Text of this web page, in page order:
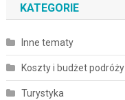
KATEGORIE
Inne tematy
Koszty i budżet podróży
Turystyka